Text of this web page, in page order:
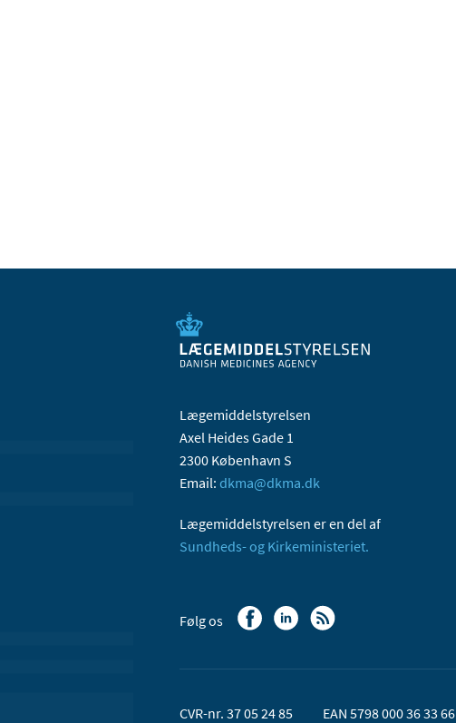
Lægemiddelstyrelsen
Axel Heides Gade 1
2300 København S
Email: dkma@dkma.dk
Lægemiddelstyrelsen er en del af
Sundheds- og Kirkeministeriet.
Følg os
CVR-nr. 37 05 24 85 EAN 5798 000 36 33 66